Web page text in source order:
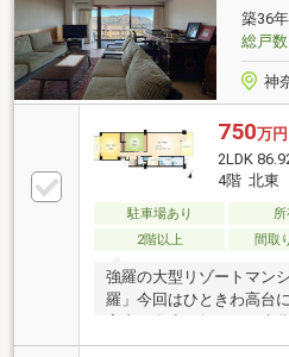
築36
総戸数
神
750万円
2LDK
4階 北東
駐車場あり
2階以上
間取
強羅の大型リゾートマン
羅」今回はひときわ高台
室内は多少経年による劣
ォームが必要な状態です